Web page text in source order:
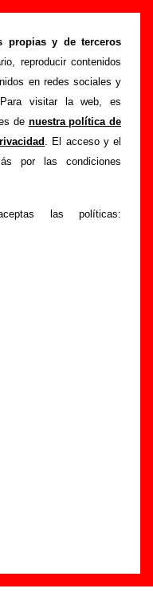
propias y de terceros
reproducir contenidos
en redes sociales y
Para visitar la web, es
de nuestra política de
. El acceso y el
por las condiciones
las políticas:
- Beef
Principal
tipo de información
, interpretado porBeef
incluidas en el disco,
otros tipos de
disponibles: los datos
créditos de la grabación
las mezclas y la
ediciones en otros